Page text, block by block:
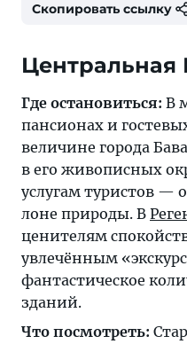
Скопировать ссылку
Центральная
Где остановиться: В
пансионах и
величине города
в его живописных
услугам туристов —
лоне природы. В
ценителям
увлечённым
фантастическое
зданий.
Что посмотреть: